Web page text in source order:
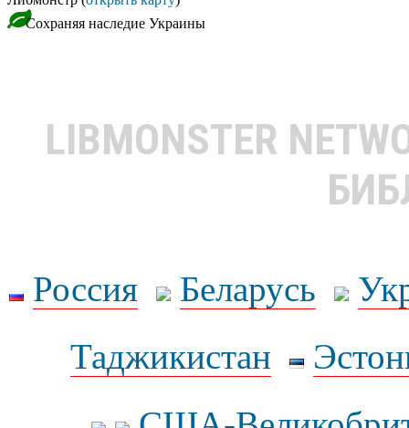
Сохраняя наследие Украины
LIBMONSTER
Россия Беларусь
Таджикистан